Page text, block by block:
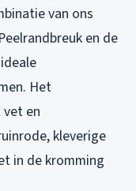
van ons
en de
Het
en
kleverige
in de kromming